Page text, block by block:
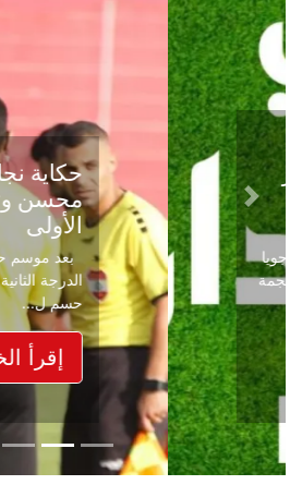
حكاية نجاح تبدأ من
محسن وتنتهي في
الأولى
بعد موسم حافل بالإثارة
الدرجة الثانية، نجح الإخاء
حسم ل...
إقرأ الخبر
Previous